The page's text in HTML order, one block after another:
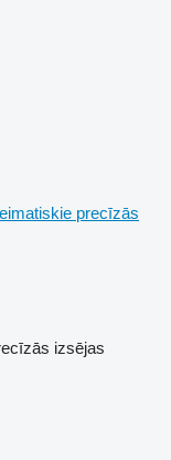
precīzās
izsējas